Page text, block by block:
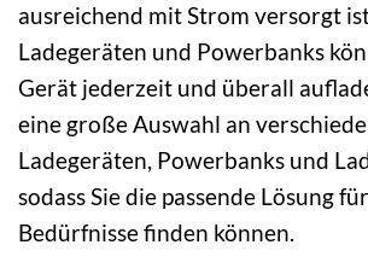
ausreichend mit Strom versorgt
Ladegeräten und Powerbanks
Gerät jederzeit und überall
eine große Auswahl an
Ladegeräten, Powerbanks und
sodass Sie die passende Lösung
Bedürfnisse finden können.